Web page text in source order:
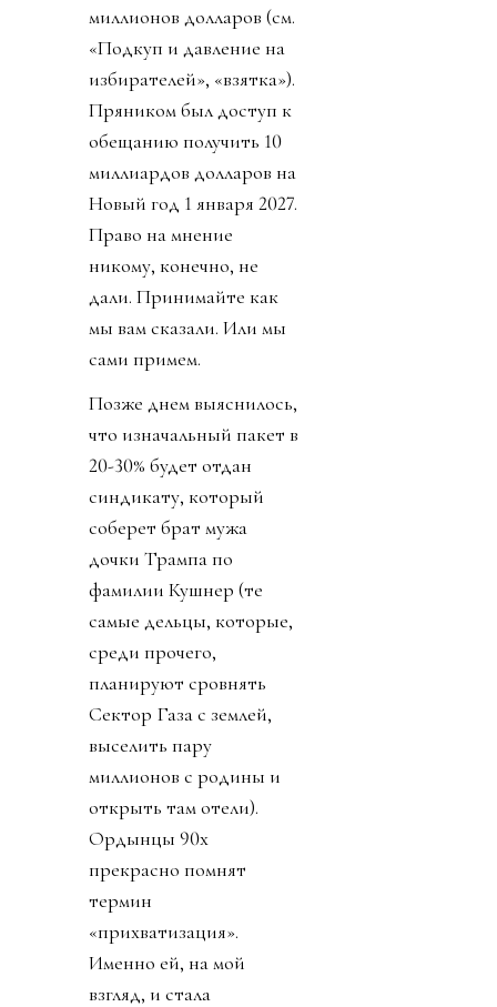
миллионов долларов (см.
«Подкуп и давление на
избирателей», «взятка»).
Пряником был доступ к
обещанию получить 10
миллиардов долларов на
Новый год 1 января 2027.
Право на мнение
никому, конечно, не
дали. Принимайте как
мы вам сказали. Или мы
сами примем.
Позже днем выяснилось,
что изначальный пакет в
20-30% будет отдан
синдикату, который
соберет брат мужа
дочки Трампа по
фамилии Кушнер (те
самые дельцы, которые,
среди прочего,
планируют сровнять
Сектор Газа с землей,
выселить пару
миллионов с родины и
открыть там отели).
Ордынцы 90х
прекрасно помнят
термин
«прихватизация».
Именно ей, на мой
взгляд, и стала